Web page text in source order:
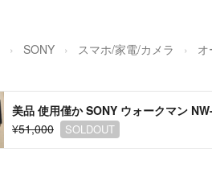
SONY スマホ/家電/カメラ
美品 使用僅か SONY ウォークマン
¥51,000
SOLDOUT